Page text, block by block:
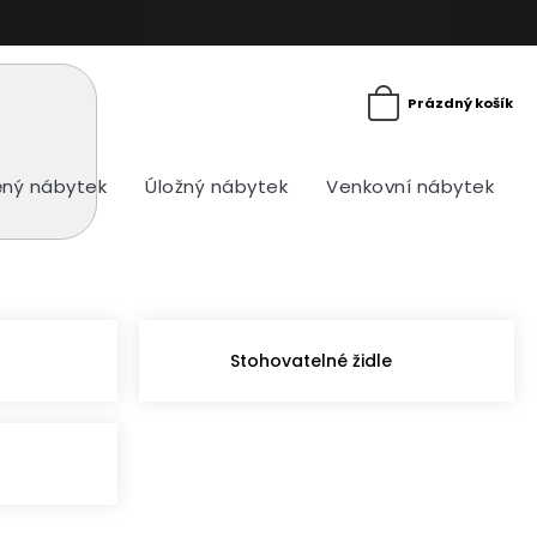
Prázdný košík
nábytek Úložný nábytek Venkovní nábytek
Stohovatelné židle